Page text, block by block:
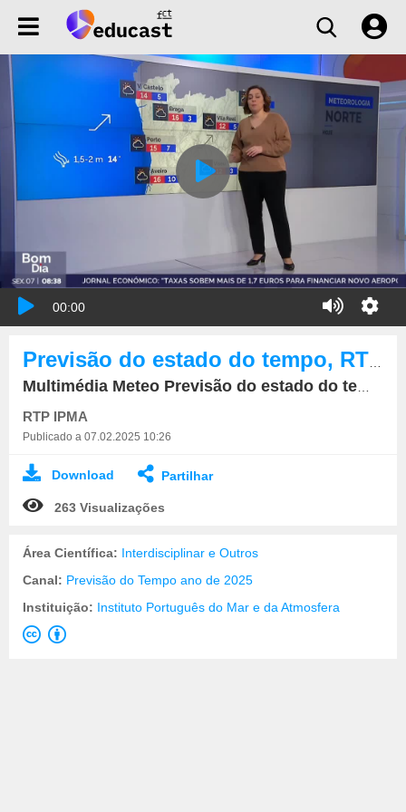
00:00
Multimédia Meteo Previsão do estado do tempo, RTP1, 07-02-2025, IPMA.
RTP IPMA
Publicado a 07.02.2025 10:26
Download Partilhar
263 Visualizações
Área Científica: Interdisciplinar e Outros
Canal: Previsão do Tempo ano de 2025
Instituição: Instituto Português do Mar e da Atmosfera